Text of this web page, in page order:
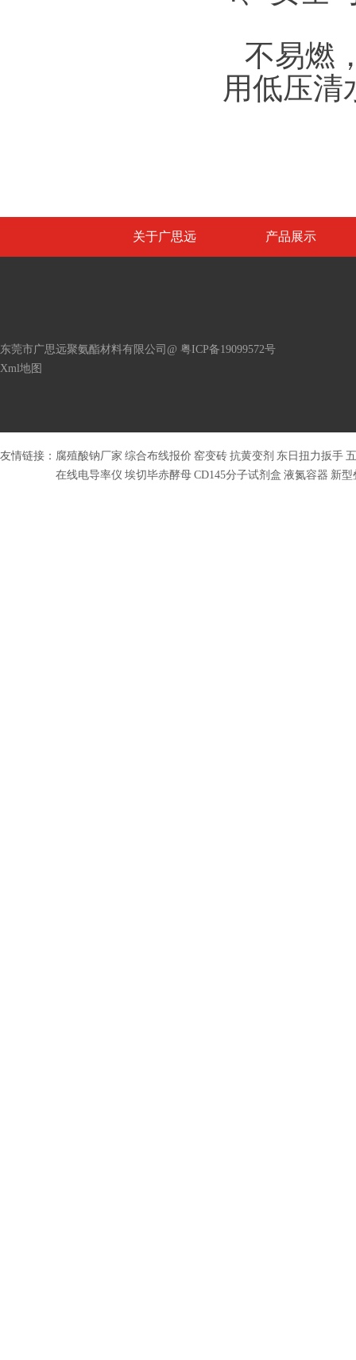
不易燃
用低压清
关于广思远 产品展示
东莞市广思远聚氨酯材料有限公司@ 粤ICP备19099572号
Xml地图
友情链接： 腐殖酸钠厂家 综合布线报价 窑变砖 抗黄变剂 东日扭力扳手
在线电导率仪 埃切毕赤酵母 CD145分子试剂盒 液氮容器 新型